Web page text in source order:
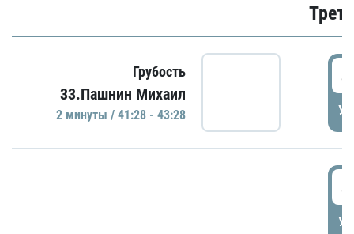
Грубость
33.Пашнин Михаил
2 минуты / 41:28 - 43:28